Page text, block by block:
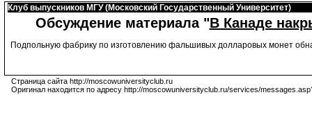
Клуб выпускников МГУ (Московский Государственный Университет)
Обсуждение материала "В Канаде
Подпольную фабрику по изготовлению фальшивых долларовых монет
Страница сайта http://moscowuniversityclub.ru
Оригинал находится по адресу http://moscowuniversityclub.ru/services/